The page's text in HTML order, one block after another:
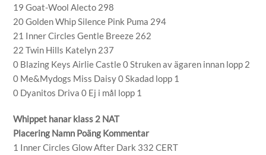
19 Goat-Wool Alecto 298
20 Golden Whip Silence Pink Puma 294
21 Inner Circles Gentle Breeze 262
22 Twin Hills Katelyn 237
0 Blazing Keys Airlie Castle 0 Struken av ägaren innan lopp 2
0 Me&Mydogs Miss Daisy 0 Skadad lopp 1
0 Dyanitos Driva 0 Ej i mål lopp 1
Whippet hanar klass 2 NAT
Placering Namn Poäng Kommentar
1 Inner Circles Glow After Dark 332 CERT